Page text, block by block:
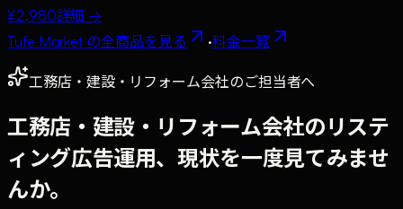
¥2,980詳細 →
Tufe Market の全商品を見る
·料金一覧
工務店・建設・リフォーム会社のご担当者へ
工務店・建設・リフォーム会社のリステ
ィング広告運用、現状を一度見てみませ
んか。